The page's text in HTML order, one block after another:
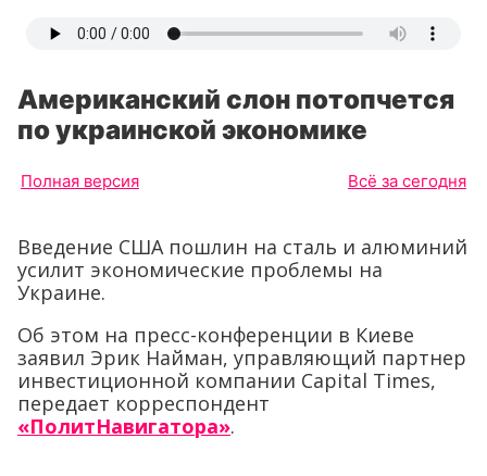
Американский слон потопчется
по украинской экономике
Полная версия Всё за сегодня
Введение США пошлин на сталь и алюминий
усилит экономические проблемы на
Украине.
Об этом на пресс-конференции в Киеве
заявил Эрик Найман, управляющий партнер
инвестиционной компании Capital Times,
передает корреспондент
«ПолитНавигатора».